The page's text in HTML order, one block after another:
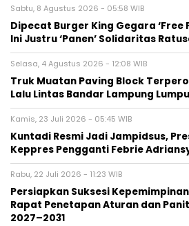
Sabtu, 8 Agustus 2026 - 05:58 WIB
Dipecat Burger King Gegara ‘Free
Ini Justru ‘Panen’ Solidaritas
Selasa, 4 Agustus 2026 - 12:08 WIB
Truk Muatan Paving Block
Lalu Lintas Bandar Lampung
Kamis, 23 Juli 2026 - 05:45 WIB
Kuntadi Resmi Jadi Jampidsus,
Keppres Pengganti Febrie
Rabu, 22 Juli 2026 - 11:23 WIB
Persiapkan Suksesi
Rapat Penetapan Aturan dan
2027–2031